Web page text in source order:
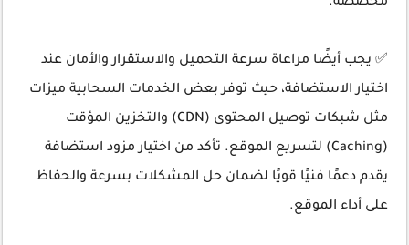
✅ يجب أيضًا مراعاة سرعة التحميل والاستقرار والأمان عند
اختيار الاستضافة، حيث توفر بعض الخدمات السحابية ميزات
مثل شبكات توصيل المحتوى (CDN) والتخزين المؤقت
(Caching) لتسريع الموقع. تأكد من اختيار مزود استضافة
يقدم دعمًا فنيًا قويًا لضمان حل المشكلات بسرعة والحفاظ
على أداء الموقع.